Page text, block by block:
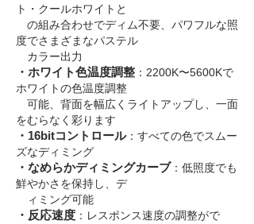
ト・クールホワイトと
の組み合わせでディム不要、パワフルな照
度でさまざまなパステル
カラー出力
・ホワイト色温度調整 ：2200K〜5600Kで
ホワイトの色温度調整
可能、背面を幅広くライトアップし、一面
をむらなく彩ります
・16bitコントロール：すべての色でスムー
ズなディミング
・なめらかディミングカーブ：低照度でも
鮮やかさを保持し、デ
ィミング可能
・反応速度 ：レスポンス速度の調整がで